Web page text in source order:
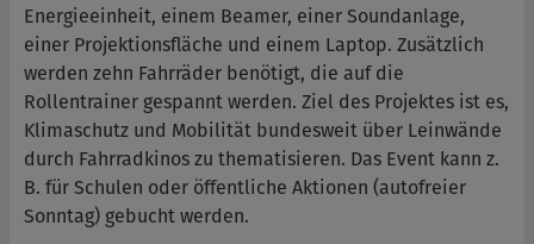
Energieeinheit, einem Beamer, einer Soundanlage,
einer Projektionsfläche und einem Laptop. Zusätzlich
werden zehn Fahrräder benötigt, die auf die
Rollentrainer gespannt werden. Ziel des Projektes ist es,
Klimaschutz und Mobilität bundesweit über Leinwände
durch Fahrradkinos zu thematisieren. Das Event kann z.
B. für Schulen oder öffentliche Aktionen (autofreier
Sonntag) gebucht werden.